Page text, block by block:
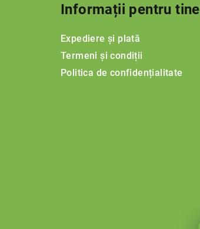
Informații pentru tine
Expediere și plată
Termeni și condiții
Politica de confidențialitate